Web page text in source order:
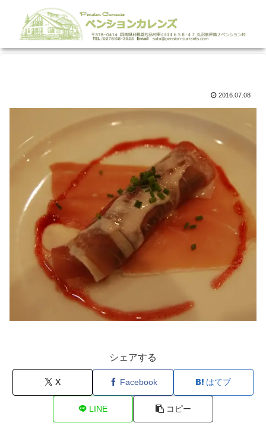
2016.07.08
シェアする
X Facebook はてブ
LINE コピー